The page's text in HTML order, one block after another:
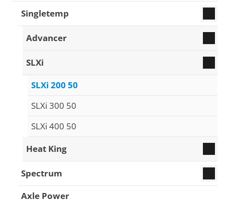
Singletemp
Advancer
SLXi
SLXi 200 50
SLXi 300 50
SLXi 400 50
Heat King
Spectrum
Axle Power